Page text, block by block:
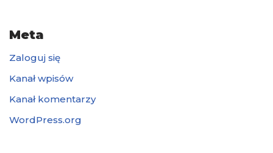
Meta
Zaloguj się
Kanał wpisów
Kanał komentarzy
WordPress.org